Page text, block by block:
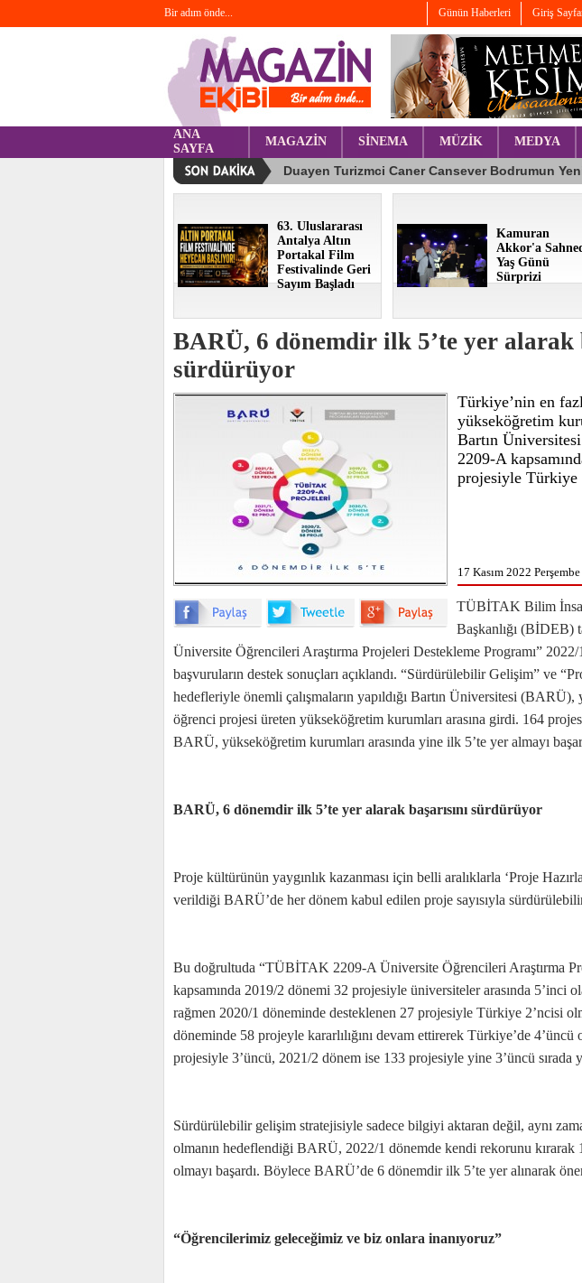
Bir adım önde... Günün Haberleri Giriş
ANA
SAYFA
MAGAZİN SİNEMA MÜZİK MEDYA
63. Uluslararası
Antalya Altın
Portakal Film
Festivalinde Geri
Sayım Başladı
Kamuran
Akkor'a
Yaş Günü
Sürprizi
BARÜ, 6 dönemdir ilk 5’te yer alarak
sürdürüyor
Türkiye’nin en
yükseköğretim
Bartın
2209-A
projesiyle Türkiye
17 Kasım 2022
TÜBİTAK Bilim
Başkanlığı (BİDEB)
Üniversite Öğrencileri Araştırma Projeleri Destekleme Programı” 2022/
başvuruların destek sonuçları açıklandı. “Sürdürülebilir Gelişim” ve
hedefleriyle önemli çalışmaların yapıldığı Bartın Üniversitesi (BARÜ),
öğrenci projesi üreten yükseköğretim kurumları arasına girdi. 164
BARÜ, yükseköğretim kurumları arasında yine ilk 5’te yer almayı
BARÜ, 6 dönemdir ilk 5’te yer alarak başarısını sürdürüyor
Proje kültürünün yaygınlık kazanması için belli aralıklarla ‘Proje
verildiği BARÜ’de her dönem kabul edilen proje sayısıyla
Bu doğrultuda “TÜBİTAK 2209-A Üniversite Öğrencileri Araştırma
kapsamında 2019/2 dönemi 32 projesiyle üniversiteler arasında 5’inci
rağmen 2020/1 döneminde desteklenen 27 projesiyle Türkiye 2’ncisi
döneminde 58 projeyle kararlılığını devam ettirerek Türkiye’de
projesiyle 3’üncü, 2021/2 dönem ise 133 projesiyle yine 3’üncü sırada
Sürdürülebilir gelişim stratejisiyle sadece bilgiyi aktaran değil, aynı
olmanın hedeflendiği BARÜ, 2022/1 dönemde kendi rekorunu kırarak
olmayı başardı. Böylece BARÜ’de 6 dönemdir ilk 5’te yer alınarak
“Öğrencilerimiz geleceğimiz ve biz onlara inanıyoruz”